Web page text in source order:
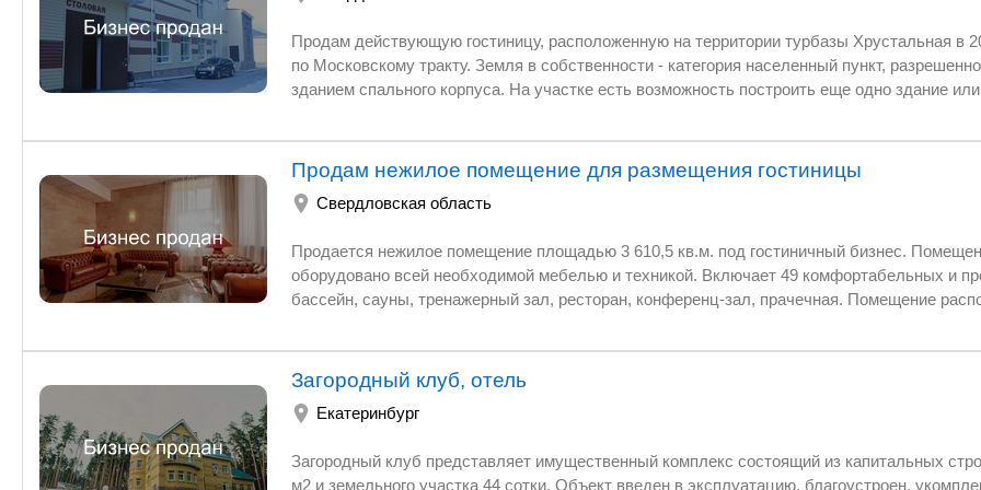
Продам действующую гостиницу, расположенную на территории турбазы Хрустальная в 20 км от Екатеринбурга
по Московскому тракту. Земля в собственности - категория населенный пункт, разрешенное использование - под
зданием спального корпуса. На участке есть возможность построить еще одно здание или коттедж.
мест. Банкетный зал рассчитан на 70 гостей. Есть своя кухня. Летом - зона барбекю.
Продам нежилое помещение для размещения гостиницы
Свердловская область
Продается нежилое помещение площадью 3 610,5 кв.м. под гостиничный бизнес.
оборудовано всей необходимой мебелью и техникой. Включает 49 комфортабельных и просторных номеров,
бассейн, сауны, тренажерный зал, ресторан, конференц-зал, прачечная. Помещение
наземная парковка. Чистая продажа, все документы готовы к сделке.
Загородный клуб, отель
Екатеринбург
Загородный клуб представляет имущественный комплекс состоящий из капитальных строений площадью 1200
м2 и земельного участка 44 сотки. Объект введен в эксплуатацию, благоустроен, укомплектован и запущен в